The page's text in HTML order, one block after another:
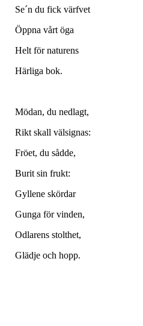
Se´n du fick värfvet
Öppna vårt öga
Helt för naturens
Härliga bok.
Mödan, du nedlagt,
Rikt skall välsignas:
Fröet, du sådde,
Burit sin frukt:
Gyllene skördar
Gunga för vinden,
Odlarens stolthet,
Glädje och hopp.